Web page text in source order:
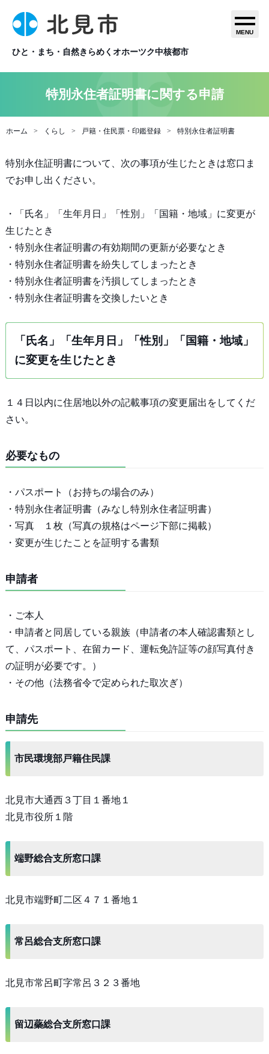
ひと・まち・自然きらめくオホーツク中核都市
MENU
特別永住者証明書に関する申請
ホーム くらし 戸籍・住民票・印鑑登録 特別永住者証明書
特別永住証明書について、次の事項が生じたときは窓口ま
でお申し出ください。
・「氏名」「生年月日」「性別」「国籍・地域」に変更が
生じたとき
・特別永住者証明書の有効期間の更新が必要なとき
・特別永住者証明書を紛失してしまったとき
・特別永住者証明書を汚損してしまったとき
・特別永住者証明書を交換したいとき
「氏名」「生年月日」「性別」「国籍・地域」
に変更を生じたとき
１４日以内に住居地以外の記載事項の変更届出をしてくだ
さい。
必要なもの
・パスポート（お持ちの場合のみ）
・特別永住者証明書（みなし特別永住者証明書）
・写真 １枚（写真の規格はページ下部に掲載）
・変更が生じたことを証明する書類
申請者
・ご本人
・申請者と同居している親族（申請者の本人確認書類とし
て、パスポート、在留カード、運転免許証等の顔写真付き
の証明が必要です。）
・その他（法務省令で定められた取次ぎ）
申請先
市民環境部戸籍住民課
北見市大通西３丁目１番地１
北見市役所１階
端野総合支所窓口課
北見市端野町二区４７１番地１
常呂総合支所窓口課
北見市常呂町字常呂３２３番地
留辺蘂総合支所窓口課